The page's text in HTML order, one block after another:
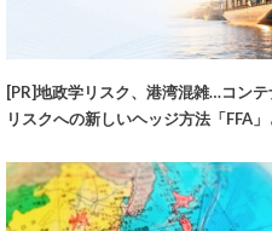
[PR]地政学リスク、港湾混雑…コン
リスクへの新しいヘッジ方法「FFA」